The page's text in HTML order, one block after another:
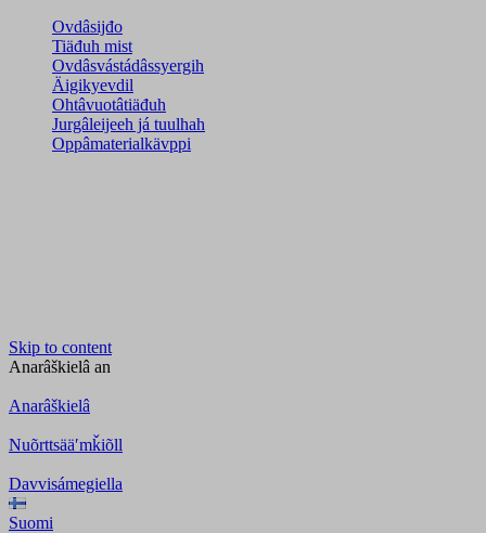
Ovdâsijđo
Tiäđuh mist
Ovdâsvástádâssyergih
Äigikyevdil
Ohtâvuotâtiäđuh
Jurgâleijeeh já tuulhah
Oppâmaterialkävppi
Skip to content
Anarâškielâ an
Anarâškielâ
Nuõrttsääʹmǩiõll
Davvisámegiella
Suomi